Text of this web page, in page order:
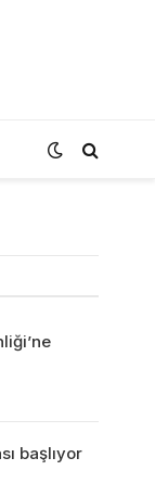
başlıyor